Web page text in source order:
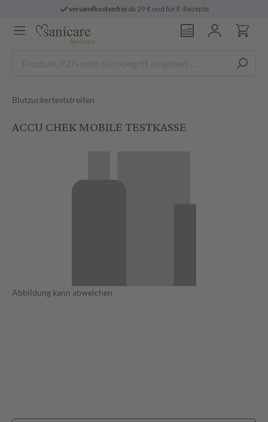
versandkostenfreiab 29 € und für E-Rezepte
Blutzuckerteststreifen
ACCU CHEK MOBILE TESTKASSE
Abbildung kann abweichen